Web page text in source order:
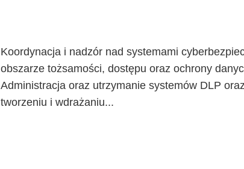
Koordynacja i nadzór nad systemami
obszarze tożsamości, dostępu oraz ochrony
Administracja oraz utrzymanie systemów DLP
tworzeniu i wdrażaniu...